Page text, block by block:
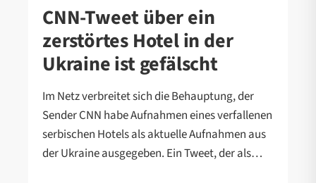
CNN-Tweet über ein
zerstörtes Hotel in der
Ukraine ist gefälscht
Im Netz verbreitet sich die Behauptung, der
Sender CNN habe Aufnahmen eines verfallenen
serbischen Hotels als aktuelle Aufnahmen aus
der Ukraine ausgegeben. Ein Tweet, der als…